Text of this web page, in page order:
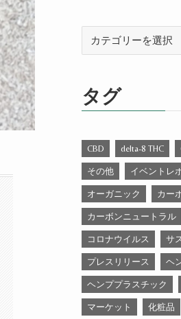
ー
タグ
CBD delta-8 THC
その他 イベントレ
オーガニック カー
カーボンニュートラル
コロナウイルス サ
プレスリリース ヘ
ヘンププラスチック
マーケット 化粧品